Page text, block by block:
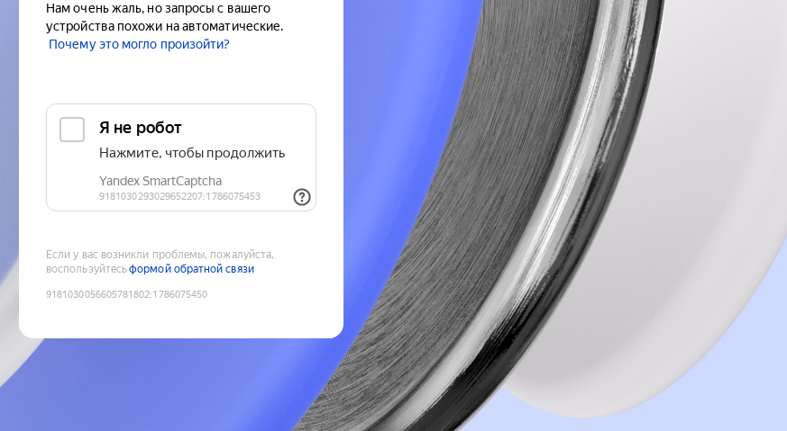
Нам очень жаль, но запросы с вашего
устройства похожи на автоматические.
Почему это могло произойти?
Если у вас возникли проблемы, пожалуйста,
воспользуйтесьформой обратной связи
9181030056605781802:1786075450